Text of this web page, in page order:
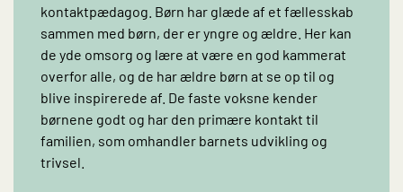
kontaktpædagog. Børn har glæde af et fællesskab
sammen med børn, der er yngre og ældre. Her kan
de yde omsorg og lære at være en god kammerat
overfor alle, og de har ældre børn at se op til og
blive inspirerede af. De faste voksne kender
børnene godt og har den primære kontakt til
familien, som omhandler barnets udvikling og
trivsel.